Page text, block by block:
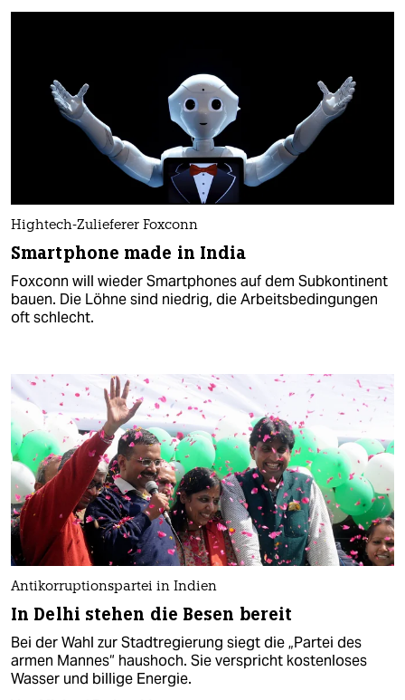
Hightech-Zulieferer Foxconn
Smartphone made in India
Foxconn will wieder Smartphones auf dem Subkontinent
bauen. Die Löhne sind niedrig, die Arbeitsbedingungen
oft schlecht.
Antikorruptionspartei in Indien
In Delhi stehen die Besen bereit
Bei der Wahl zur Stadtregierung siegt die „Partei des
armen Mannes“ haushoch. Sie verspricht kostenloses
Wasser und billige Energie.